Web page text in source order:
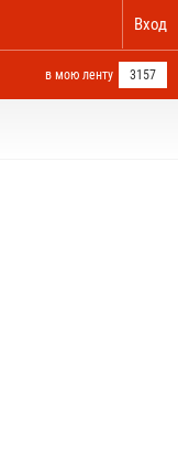
Вход
в мою ленту 3157